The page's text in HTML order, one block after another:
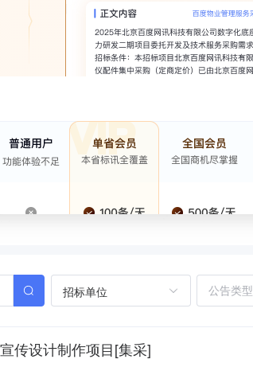
招标单位
传设计制作项目[集采]